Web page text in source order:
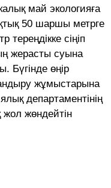
май экологияға
50 шаршы метрге
сіңіп
жерасты суына
Бүгінде өңір
жұмыстарына
департаментінің
жөндейтін